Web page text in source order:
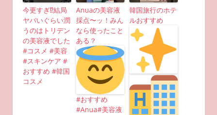
今更すぎ⁉︎結局
ヤバいぐらい潤
うのはトリデン
の美容液でした
#コスメ #美容
#スキンケア #
おすすめ #韓国
コスメ
Anuaの美容液
採点〜ッ！みん
なら使ったこと
ある？
#おすすめ
#Anua#美容液
韓国旅行のホテ
ルおすすめ